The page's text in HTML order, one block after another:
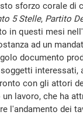
sforzo corale di
5 Stelle, Partito
in questi mesi
ad un
documento
interessati,
con gli attori
lavoro, che ha
l'andamento dei